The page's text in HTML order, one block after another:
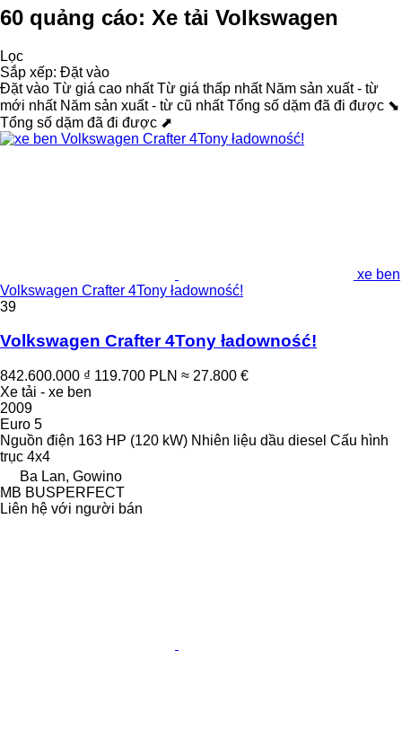
60 quảng cáo: Xe tải Volkswagen
Lọc
Sắp xếp: Đặt vào
Đặt vào Từ giá cao nhất Từ giá thấp nhất Năm sản xuất - từ
mới nhất Năm sản xuất - từ cũ nhất Tổng số dặm đã đi được ⬊
Tổng số dặm đã đi được ⬈
xe ben
Volkswagen Crafter 4Tony ładowność!
39
Volkswagen Crafter 4Tony ładowność!
842.600.000 ₫ 119.700 PLN ≈ 27.800 €
Xe tải - xe ben
2009
Euro 5
Nguồn điện 163 HP (120 kW) Nhiên liệu dầu diesel Cấu hình
trục 4x4
Ba Lan, Gowino
MB BUSPERFECT
Liên hệ với người bán